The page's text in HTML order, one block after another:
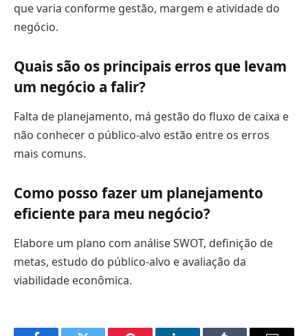
que varia conforme gestão, margem e atividade do
negócio.
Quais são os principais erros que levam
um negócio a falir?
Falta de planejamento, má gestão do fluxo de caixa e
não conhecer o público-alvo estão entre os erros
mais comuns.
Como posso fazer um planejamento
eficiente para meu negócio?
Elabore um plano com análise SWOT, definição de
metas, estudo do público-alvo e avaliação da
viabilidade econômica.